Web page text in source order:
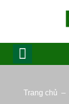
Trang chủ –